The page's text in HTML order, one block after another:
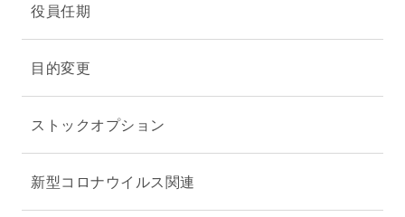
役員任期
目的変更
ストックオプション
新型コロナウイルス関連